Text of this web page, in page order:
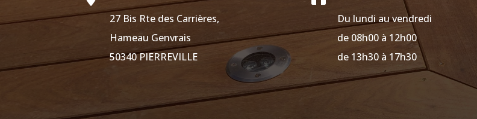
27 Bis Rte des Carrières,
Hameau Genvrais
50340 PIERREVILLE
Du lundi au vendredi
de 08h00 à 12h00
de 13h30 à 17h30